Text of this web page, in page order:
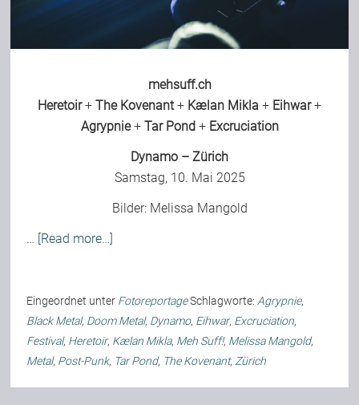
Kontakt
Team
mehsuff.ch
Heretoir+ The Kovenant+ Kælan Mikla + Eihwar+
Agrypnie+ Tar Pond + Excruciation
Dynamo – Zürich
Samstag, 10. Mai 2025
Bilder: Melissa Mangold
… [Read more…]
Eingeordnet unter FotoreportageSchlagworte: Agrypnie,
Black Metal, Doom Metal, Dynamo, Eihwar, Excruciation,
Festival, Heretoir, Kælan Mikla, Meh Suff!, Melissa Mangold,
Metal, Post-Punk, Tar Pond, The Kovenant, Zürich